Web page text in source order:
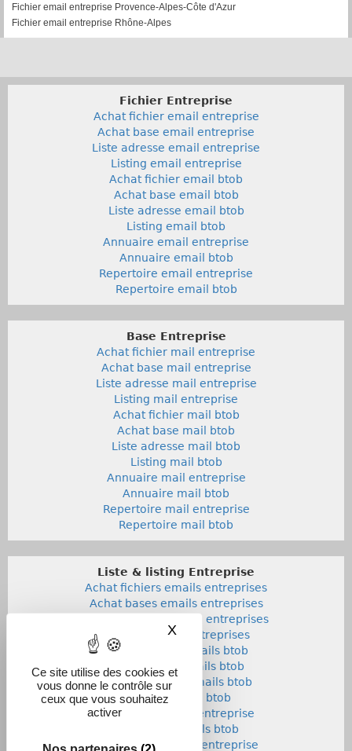
Ce site utilise des cookies et
vous donne le contrôle sur
ceux que vous souhaitez
activer
X Masquer le bandeau des
Fichier email entreprise Provence-Alpes-Côte d'Azur
Fichier email entreprise Rhône-Alpes
Fichier Entreprise
Achat fichier email entreprise
Achat base email entreprise
Liste adresse email entreprise
Listing email entreprise
Achat fichier email btob
Achat base email btob
Liste adresse email btob
Listing email btob
Annuaire email entreprise
Annuaire email btob
Repertoire email entreprise
Repertoire email btob
Base Entreprise
Achat fichier mail entreprise
Achat base mail entreprise
Liste adresse mail entreprise
Listing mail entreprise
Achat fichier mail btob
Achat base mail btob
Liste adresse mail btob
Listing mail btob
Annuaire mail entreprise
Annuaire mail btob
Repertoire mail entreprise
Repertoire mail btob
Liste & listing Entreprise
Achat fichiers emails entreprises
Achat bases emails entreprises
Liste adresses emails entreprises
Listings emails entreprises
Achat fichiers emails btob
Achat bases emails btob
Listes adresses emails btob
Listings emails btob
Annuaires emails entreprise
Annuaires emails btob
Repertoires emails entreprise